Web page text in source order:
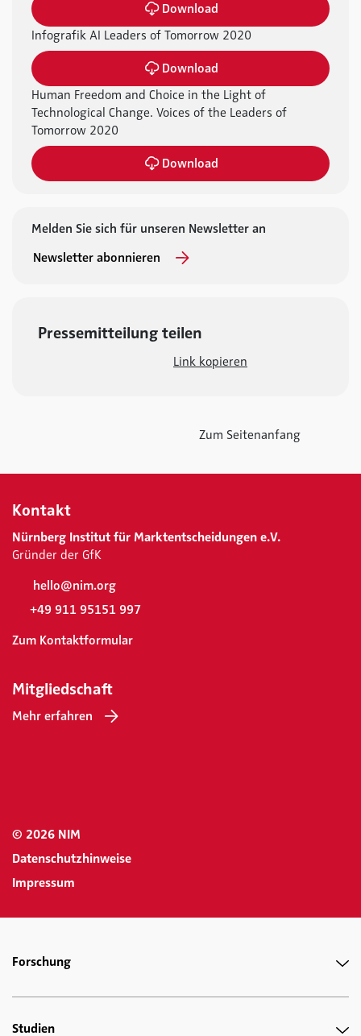
Download
Infografik AI Leaders of Tomorrow 2020
Download
Human Freedom and Choice in the Light of
Technological Change. Voices of the Leaders of
Tomorrow 2020
Download
Melden Sie sich für unseren Newsletter an
Newsletter abonnieren
Pressemitteilung teilen
Link kopieren
Zum Seitenanfang
Kontakt
Nürnberg Institut für Marktentscheidungen e.V.
Gründer der GfK
hello@nim.org
+49 911 95151 997
Zum Kontaktformular
Mitgliedschaft
Mehr erfahren
© 2026 NIM
Datenschutzhinweise
Impressum
Forschung
Studien